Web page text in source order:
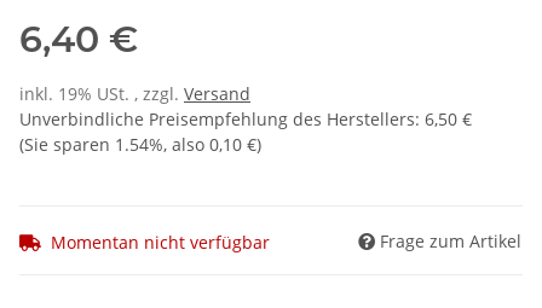
6,40 €
inkl. 19% USt. , zzgl. Versand
Unverbindliche Preisempfehlung des Herstellers: 6,50 €
(Sie sparen 1.54%, also 0,10 €)
Momentan nicht verfügbar Frage zum Artikel